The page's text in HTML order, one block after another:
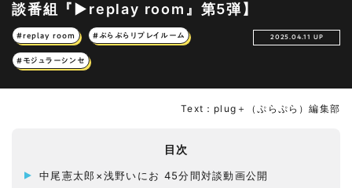
談番組『▶︎replay room』第5弾】
#replay room #ぷらぷらリプレイルーム
#モジュラーシンセ
2025.04.11 UP
Text：plug＋（ぷらぷら）編集部
目次
中尾憲太郎×浅野いにお 45分間対談動画公開